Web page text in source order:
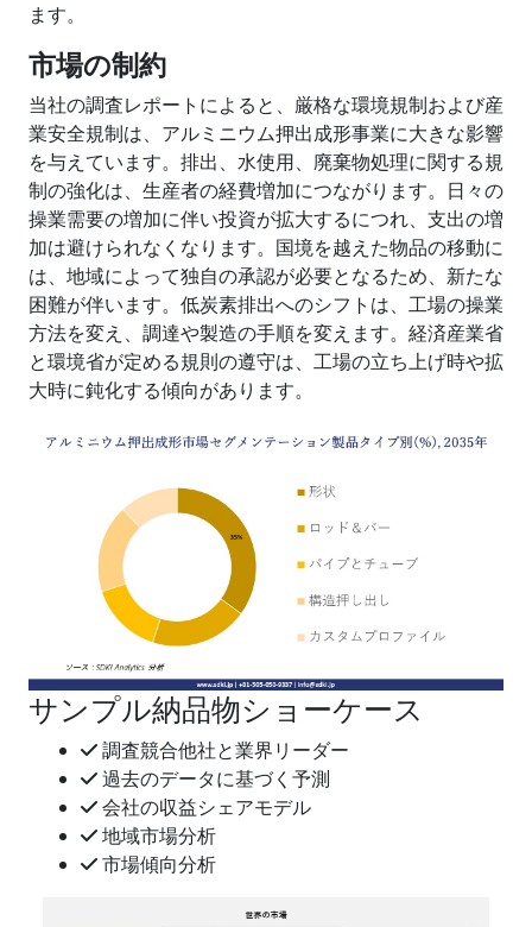
ます。
市場の制約
当社の調査レポートによると、厳格な環境規制および産
業安全規制は、アルミニウム押出成形事業に大きな影響
を与えています。排出、水使用、廃棄物処理に関する規
制の強化は、生産者の経費増加につながります。日々の
操業需要の増加に伴い投資が拡大するにつれ、支出の増
加は避けられなくなります。国境を越えた物品の移動に
は、地域によって独自の承認が必要となるため、新たな
困難が伴います。低炭素排出へのシフトは、工場の操業
方法を変え、調達や製造の手順を変えます。経済産業省
と環境省が定める規則の遵守は、工場の立ち上げ時や拡
大時に鈍化する傾向があります。
サンプル納品物ショーケース
調査競合他社と業界リーダー
過去のデータに基づく予測
会社の収益シェアモデル
地域市場分析
市場傾向分析